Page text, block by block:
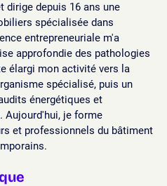
dirige depuis 16 ans une
spécialisée dans
entrepreneuriale m'a
approfondie des pathologies
élargi mon activité vers la
spécialisé, puis un
énergétiques et
je forme
et professionnels du bâtiment